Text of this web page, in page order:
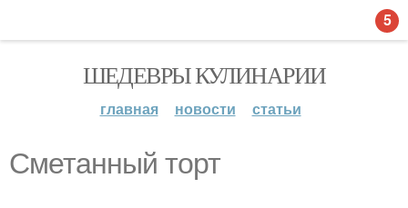
ШЕДЕВРЫ КУЛИНАРИИ
главная новости статьи
Сметанный торт
5